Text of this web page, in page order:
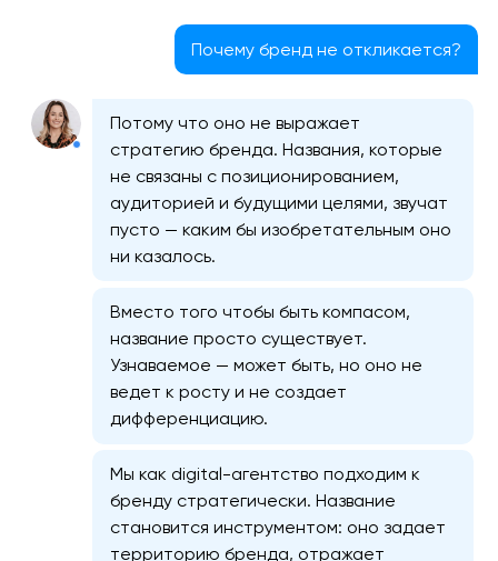
Почему бренд не откликается?
Потому что оно не выражает
стратегию бренда. Названия, которые
не связаны с позиционированием,
аудиторией и будущими целями, звучат
пусто — каким бы изобретательным оно
ни казалось.
Вместо того чтобы быть компасом,
название просто существует.
Узнаваемое — может быть, но оно не
ведет к росту и не создает
дифференциацию.
Мы как digital-агентство подходим к
бренду стратегически. Название
становится инструментом: оно задает
территорию бренда, отражает